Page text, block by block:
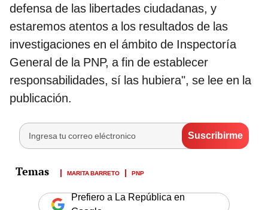
defensa de las libertades ciudadanas, y
estaremos atentos a los resultados de las
investigaciones en el ámbito de Inspectoría
General de la PNP, a fin de establecer
responsabilidades, sí las hubiera", se lee en la
publicación.
MARITA BARRETO PNP
Prefiero a La República en